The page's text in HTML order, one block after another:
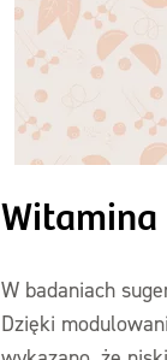
Witamina
W badaniach
Dzięki